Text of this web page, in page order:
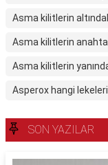
Asma kilitlerin
Asma kilitlerin
Asma kilitlerin
Asperox hangi lekeleri
SON YAZILAR